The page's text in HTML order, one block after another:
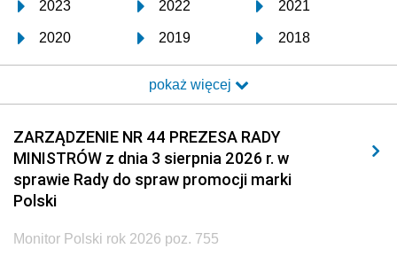
2023 2022 2021
2020 2019 2018
2017 2016 2015
2014 2013 2012
2011 2010 2009
2008 2007 2006
2005
pokaż więcej
ZARZĄDZENIE NR 44 PREZESA RADY
MINISTRÓW z dnia 3 sierpnia 2026 r. w
sprawie Rady do spraw promocji marki
Polski
Monitor Polski rok 2026 poz. 755